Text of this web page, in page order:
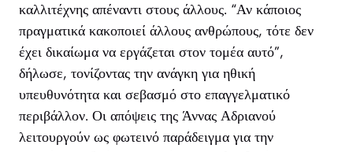
καλλιτέχνης απέναντι στους άλλους. “Αν κάποιος
πραγματικά κακοποιεί άλλους ανθρώπους, τότε δεν
έχει δικαίωμα να εργάζεται στον τομέα αυτό”,
δήλωσε, τονίζοντας την ανάγκη για ηθική
υπευθυνότητα και σεβασμό στο επαγγελματικό
περιβάλλον. Οι απόψεις της Άννας Αδριανού
λειτουργούν ως φωτεινό παράδειγμα για την